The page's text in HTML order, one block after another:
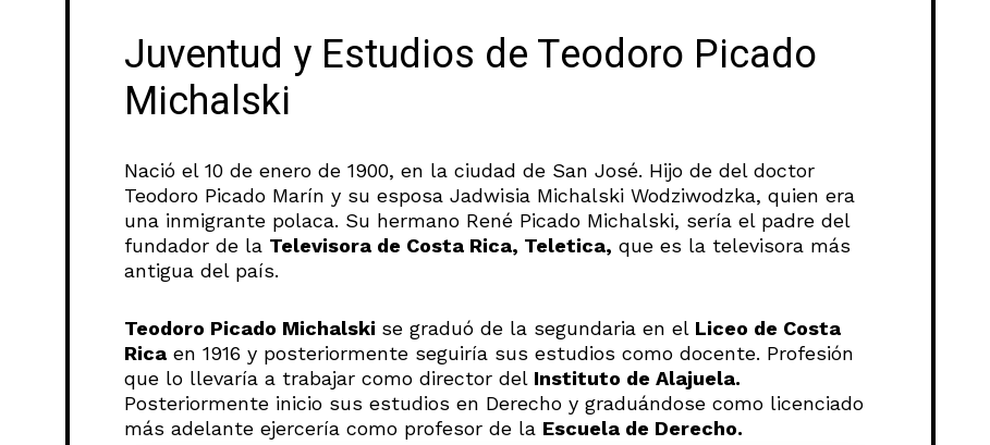
Juventud y Estudios de Teodoro Picado
Michalski
Nació el 10 de enero de 1900, en la ciudad de San José. Hijo de del doctor
Teodoro Picado Marín y su esposa Jadwisia Michalski Wodziwodzka, quien era
una inmigrante polaca. Su hermano René Picado Michalski, sería el padre del
fundador de la Televisora de Costa Rica, Teletica, que es la televisora más
antigua del país.
Teodoro Picado Michalski se graduó de la segundaria en el Liceo de Costa
Ricaen 1916 y posteriormente seguiría sus estudios como docente. Profesión
que lo llevaría a trabajar como director delInstituto de Alajuela.
Posteriormente inicio sus estudios en Derecho y graduándose como licenciado
más adelante ejercería como profesor de la Escuela de Derecho.